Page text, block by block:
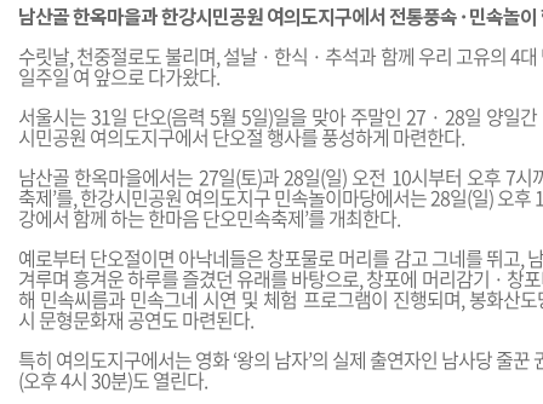
남산골 한옥마을과 한강시민공원 여의도지구에서 전통풍속 · 민속놀
수릿날, 천중절로도 불리며, 설날 · 한식 · 추석과 함께 우리 고유의 4
일주일 여 앞으로 다가왔다.
서울시는 31일 단오(음력 5월 5일)일을 맞아 주말인 27 · 28일 양일
시민공원 여의도지구에서 단오절 행사를 풍성하게 마련한다.
남산골 한옥마을에서는 27일(토)과 28일(일) 오전 10시부터 오후 7시
축제’를, 한강시민공원 여의도지구 민속놀이마당에서는 28일(일) 오후
강에서 함께 하는 한마음 단오민속축제’를 개최한다.
예로부터 단오절이면 아낙네들은 창포물로 머리를 감고 그네를 뛰고,
겨루며 흥겨운 하루를 즐겼던 유래를 바탕으로, 창포에 머리감기 · 창
해 민속씨름과 민속그네 시연 및 체험 프로그램이 진행되며, 봉화산
시 문형문화재 공연도 마련된다.
특히 여의도지구에서는 영화 ‘왕의 남자’의 실제 출연자인 남사당 줄꾼
(오후 4시 30분)도 열린다.